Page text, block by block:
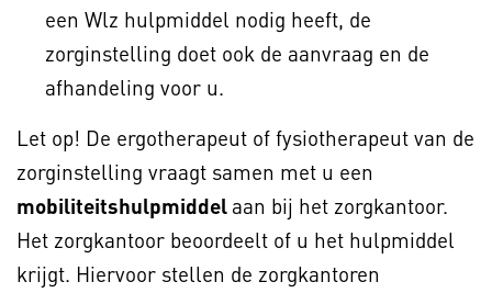
een Wlz hulpmiddel nodig heeft, de
zorginstelling doet ook de aanvraag en de
afhandeling voor u.
Let op! De ergotherapeut of fysiotherapeut van de
zorginstelling vraagt samen met u een
mobiliteitshulpmiddel aan bij het zorgkantoor.
Het zorgkantoor beoordeelt of u het hulpmiddel
krijgt. Hiervoor stellen de zorgkantoren